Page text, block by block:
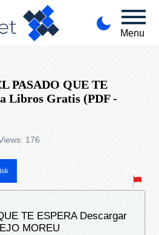
Menu
PASADO QUE TE
Libros Gratis (PDF -
176
TE ESPERA Descargar
MOREU